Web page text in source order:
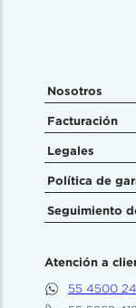
Nosotros
Facturación
Legales
Política de
Seguimiento
Atención a
55 4500